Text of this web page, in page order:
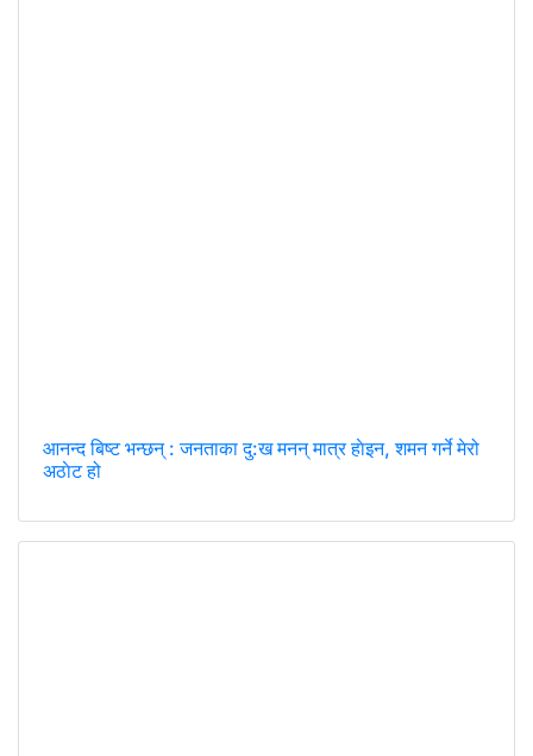
आनन्द बिष्ट भन्छन् : जनताका दु:ख मनन् मात्र हाेइन, शमन गर्ने मेरो
अठाेट हो